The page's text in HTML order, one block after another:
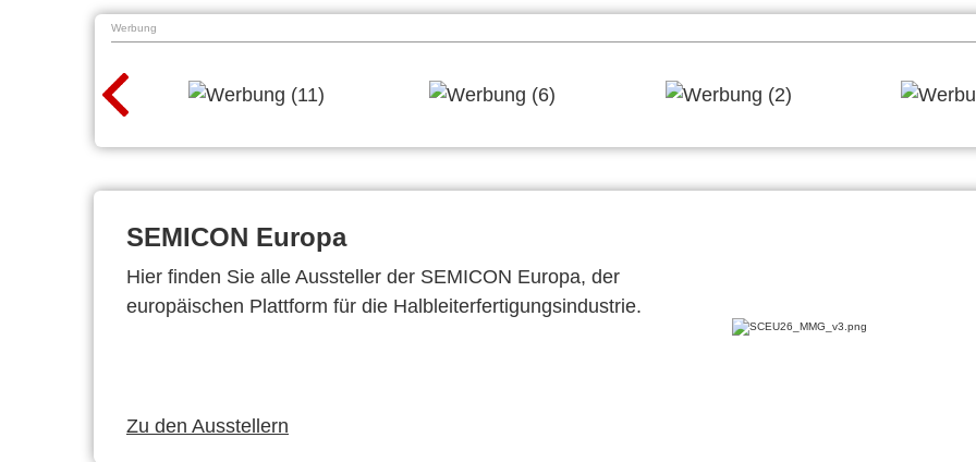
Werbung
SEMICON Europa
Hier finden Sie alle Aussteller der SEMICON Europa, der
europäischen Plattform für die Halbleiterfertigungsindustrie.
Zu den Ausstellern